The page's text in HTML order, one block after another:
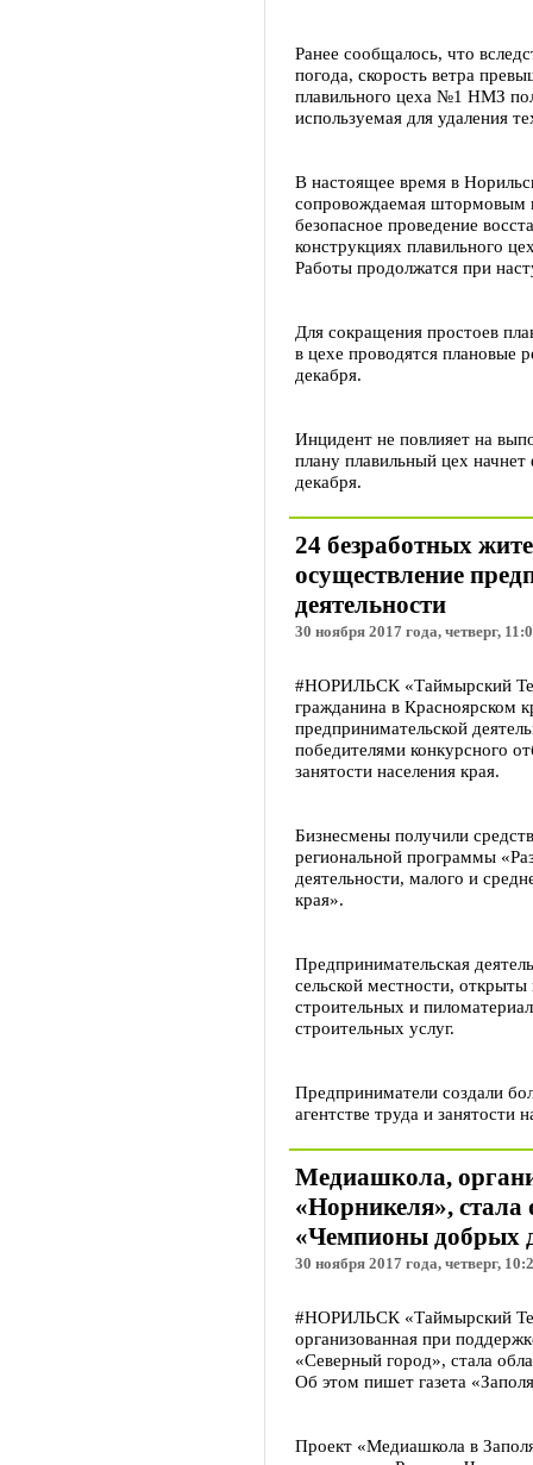
Ранее сообщалось, что
погода, скорость ветра
плавильного цеха №1 НМЗ
используемая для удаления
В настоящее время в
сопровождаемая штормовым
безопасное проведение
конструкциях плавильного
Работы продолжатся при
Для сокращения простоев
в цехе проводятся плановые
декабря.
Инцидент не повлияет на
плану плавильный цех
декабря.
24 безработных
осуществление
деятельности
30 ноября 2017 года, четверг,
#НОРИЛЬСК «Таймырский
гражданина в Красноярском
предпринимательской
победителями конкурсного
занятости населения края.
Бизнесмены получили
региональной программы
деятельности, малого и
края».
Предпринимательская
сельской местности,
строительных и
строительных услуг.
Предприниматели создали
агентстве труда и занятости
Медиашкола,
«Норникеля»,
«Чемпионы добрых
30 ноября 2017 года, четверг,
#НОРИЛЬСК «Таймырский
организованная при
«Северный город», стала
Об этом пишет газета
Проект «Медиашкола в